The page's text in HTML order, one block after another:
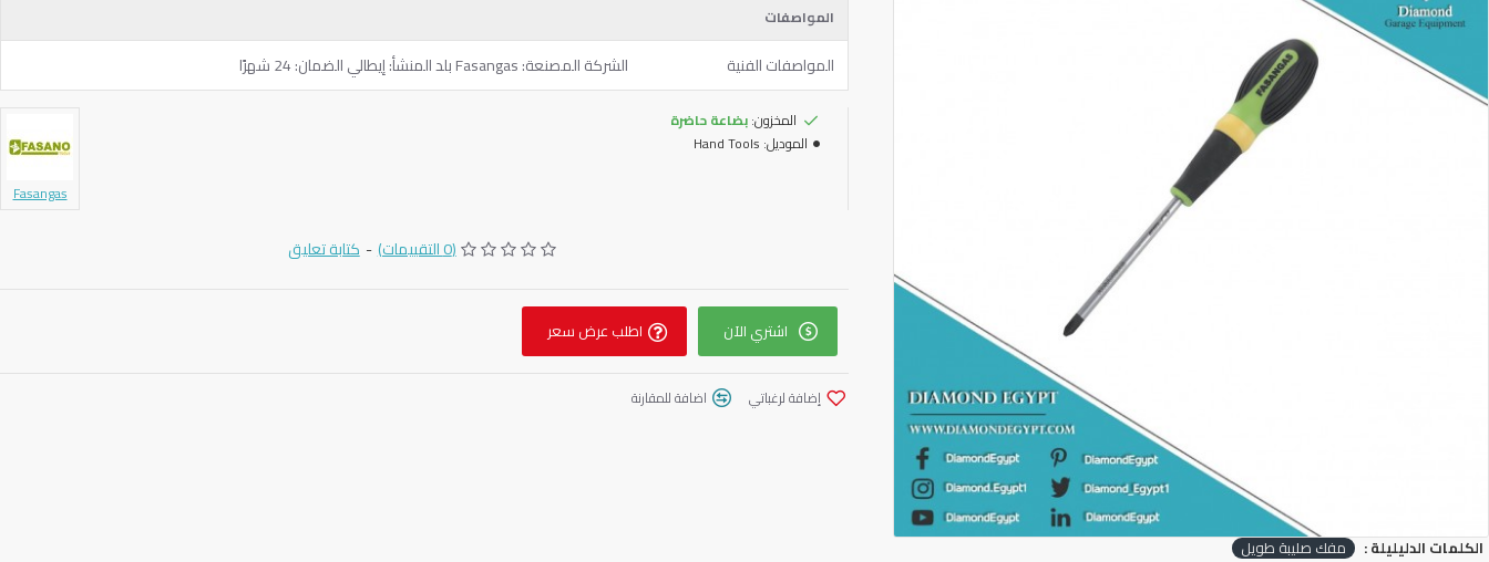
المواصفات
المواصفات الفنية الشركة المصنعة: Fasangas بلد المنشأ: إيطالي الضمان: 24 شهرًا
المخزون:بضاعة حاضرة
الموديل: Hand Tools
Fasangas
(0 التقييمات) - كتابة تعليق
اشتري الآن اطلب عرض سعر
إضافة لرغباتي اضافة للمقارنة
الكلمات الدليليلة : مفك صليبة طويل